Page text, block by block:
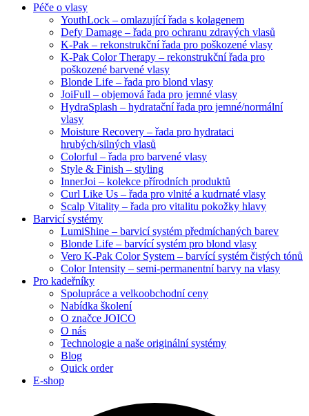
Péče o vlasy
YouthLock – omlazující řada s kolagenem
Defy Damage – řada pro ochranu zdravých vlasů
K-Pak – rekonstrukční řada pro poškozené vlasy
K-Pak Color Therapy – rekonstrukční řada pro
poškozené barvené vlasy
Blonde Life – řada pro blond vlasy
JoiFull – objemová řada pro jemné vlasy
HydraSplash – hydratační řada pro jemné/normální
vlasy
Moisture Recovery – řada pro hydrataci
hrubých/silných vlasů
Colorful – řada pro barvené vlasy
Style & Finish – styling
InnerJoi – kolekce přírodních produktů
Curl Like Us – řada pro vlnité a kudrnaté vlasy
Scalp Vitality – řada pro vitalitu pokožky hlavy
Barvicí systémy
LumiShine – barvicí systém předmíchaných barev
Blonde Life – barvící systém pro blond vlasy
Vero K-Pak Color System – barvící systém čistých tónů
Color Intensity – semi-permanentní barvy na vlasy
Pro kadeřníky
Spolupráce a velkoobchodní ceny
Nabídka školení
O značce JOICO
O nás
Technologie a naše originální systémy
Blog
Quick order
E-shop